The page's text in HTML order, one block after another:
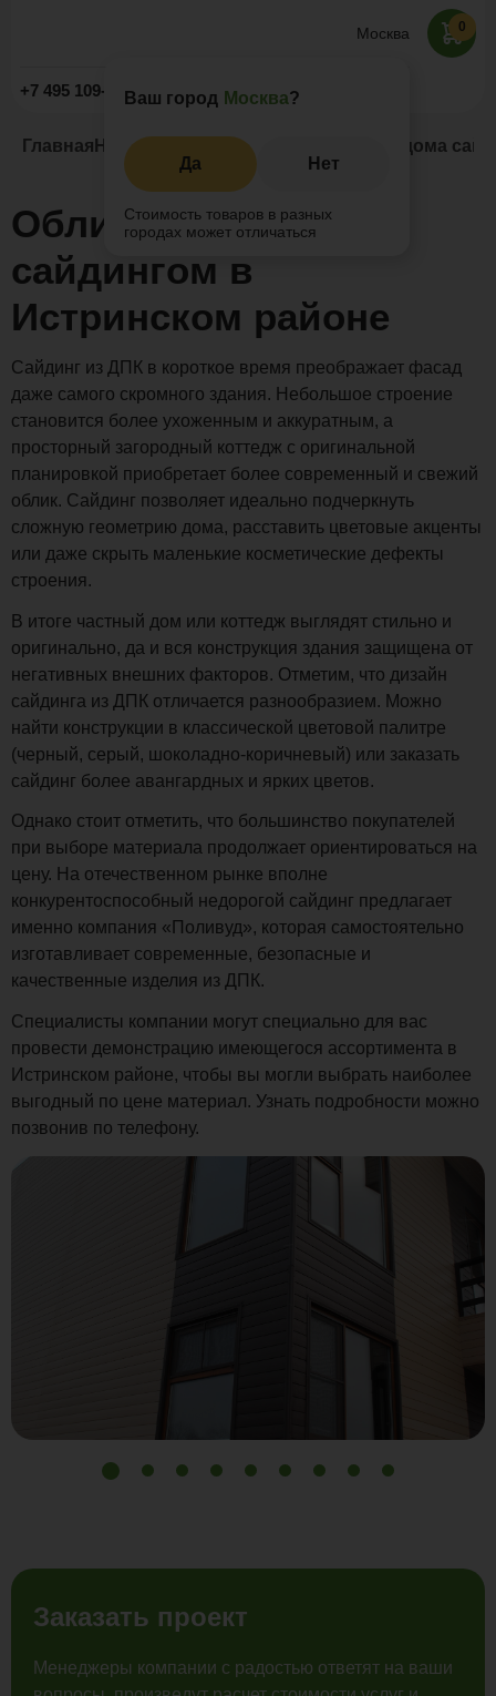
Москва
Ваш город Москва?
Да Нет
Стоимость товаров в разных
городах может отличаться
+7 495 109-52-09 Заказать звонок
0
Главная Наши проекты Сайдинг Облицовка дома
Облицовка дома
сайдингом в
Истринском районе
Сайдинг из ДПК в короткое время преображает фасад
даже самого скромного здания. Небольшое строение
становится более ухоженным и аккуратным, а
просторный загородный коттедж с оригинальной
планировкой приобретает более современный и свежий
облик. Сайдинг позволяет идеально подчеркнуть
сложную геометрию дома, расставить цветовые акценты
или даже скрыть маленькие косметические дефекты
строения.
В итоге частный дом или коттедж выглядят стильно и
оригинально, да и вся конструкция здания защищена от
негативных внешних факторов. Отметим, что дизайн
сайдинга из ДПК отличается разнообразием. Можно
найти конструкции в классической цветовой палитре
(черный, серый, шоколадно-коричневый) или заказать
сайдинг более авангардных и ярких цветов.
Однако стоит отметить, что большинство покупателей
при выборе материала продолжает ориентироваться на
цену. На отечественном рынке вполне
конкурентоспособный недорогой сайдинг предлагает
именно компания «Поливуд», которая самостоятельно
изготавливает современные, безопасные и
качественные изделия из ДПК.
Специалисты компании могут специально для вас
провести демонстрацию имеющегося ассортимента в
Истринском районе, чтобы вы могли выбрать наиболее
выгодный по цене материал. Узнать подробности можно
позвонив по телефону.
Заказать проект
Менеджеры компании с радостью ответят на ваши